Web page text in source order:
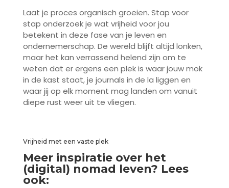
Laat je proces organisch groeien. Stap voor
stap onderzoek je wat vrijheid voor jou
betekent in deze fase van je leven en
ondernemerschap. De wereld blijft altijd lonken,
maar het kan verrassend helend zijn om te
weten dat er ergens een plek is waar jouw mok
in de kast staat, je journals in de la liggen en
waar jij op elk moment mag landen om vanuit
diepe rust weer uit te vliegen.
Vrijheid met een vaste plek
Meer inspiratie over het
(digital) nomad leven? Lees
ook: